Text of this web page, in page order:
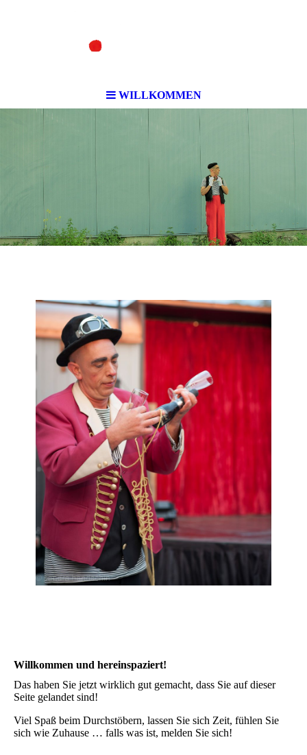
WILLKOMMEN
Willkommen und hereinspaziert!
Das haben Sie jetzt wirklich gut gemacht, dass Sie auf dieser
Seite gelandet sind!
Viel Spaß beim Durchstöbern, lassen Sie sich Zeit, fühlen Sie
sich wie Zuhause … falls was ist, melden Sie sich!